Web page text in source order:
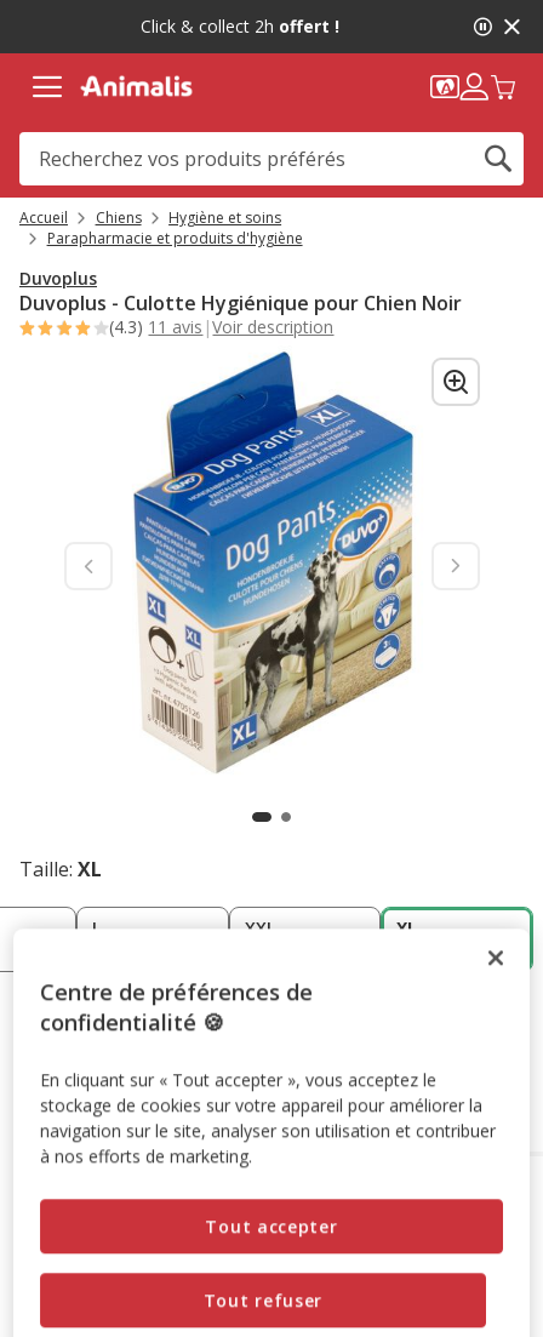
message,
Click & collect 2h offert !
Accueil Chiens
Hygiène et soins
Parapharmacie et produits d'hygiène
Duvoplus
Duvoplus - Culotte Hygiénique pour Chien Noir
(4.3) 11 avis |Voir description
Taille: XL
L
XXL
XL
Prix 14.99€
14.99€
Ajouter au panier
Retrait en magasin
Disponible
Voir la disponibilité en magasin
OFFERT
Centre de préférences de
confidentialité 🍪
En cliquant sur « Tout accepter », vous acceptez le
stockage de cookies sur votre appareil pour améliorer la
navigation sur le site, analyser son utilisation et contribuer
à nos efforts de marketing.
Tout refuser
Tout accepter